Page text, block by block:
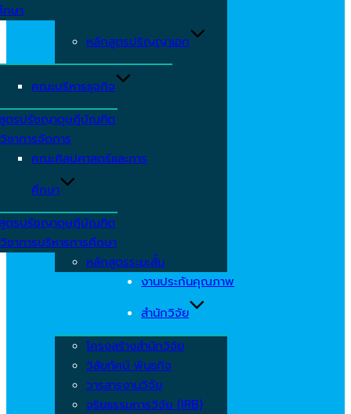
กษา
หลักสูตรปริญญาเอก
คณะบริหารธุจกิจ
ตรปรัชญาดุษฎีบัณฑิต
ชาการจัดการ
คณะศิลปศาสตร์และการ
ศึกษา
ตรปรัชญาดุษฎีบัณฑิต
ชาการบริหารการศึกษา
หลักสูตรระยะสั้น
งานประกันคุณภาพ
สำนักวิจัย
โครงสร้างสำนักวิจัย
วิสัยทัศน์ พันธกิจ
วารสารงานวิจัย
จริยธรรมการวิจัย (IRB)